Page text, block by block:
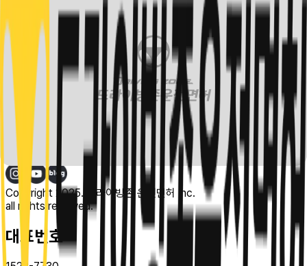
개인정보처리방침
(주)드라이빙존 운전면허
대표:
이영은
서울특별시 강남구 테헤란로114길 26 두원빌딩 2층, 202호
사업자등록번호 :
486-88-00482
e-mail :
help@drivingzone.co.kr
Copyright 2025. 드라이빙존 운전면허 Inc.
all rights reserved.
대표번호